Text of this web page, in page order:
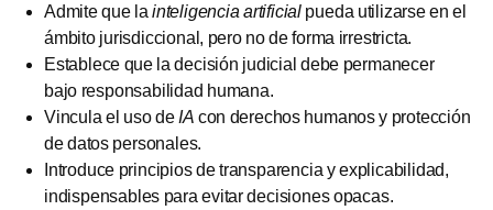
Admite que la inteligencia artificial pueda utilizarse en el
ámbito jurisdiccional, pero no de forma irrestricta.
Establece que la decisión judicial debe permanecer
bajo responsabilidad humana.
Vincula el uso de IA con derechos humanos y protección
de datos personales.
Introduce principios de transparencia y explicabilidad,
indispensables para evitar decisiones opacas.